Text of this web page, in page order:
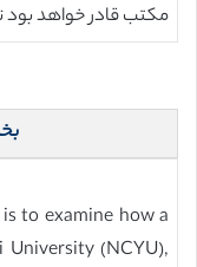
مکتب قادر خواهد بود
to examine how a
(NCYU),